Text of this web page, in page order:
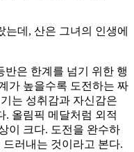
는데, 산은 그녀의 인생에
반은 한계를 넘기 위한 행
가 높을수록 도전하는 짜
는 성취감과 자신감은
. 올림픽 메달처럼 외적
이 크다. 도전을 완수하
러내는 것이라고 본다.